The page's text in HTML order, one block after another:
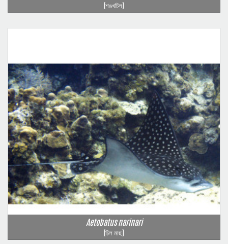
(শঙখচিল)
Aetobatus narinari
(চিল মাছ)